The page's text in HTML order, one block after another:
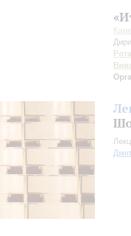
Рота